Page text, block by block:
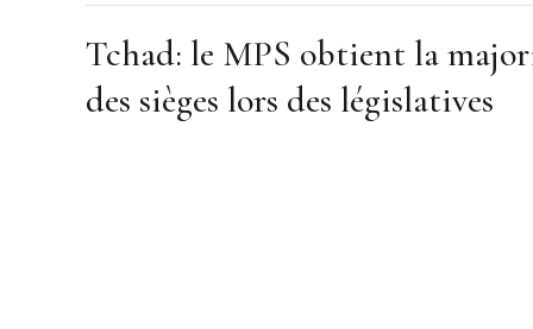
Tchad: le MPS obtient la
des sièges lors des législatives